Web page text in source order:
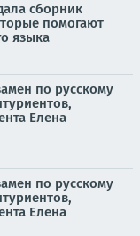
сборник
помогают
языка
по русскому
Елена
по русскому
Елена